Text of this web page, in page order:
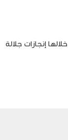
إنجازات جلالة